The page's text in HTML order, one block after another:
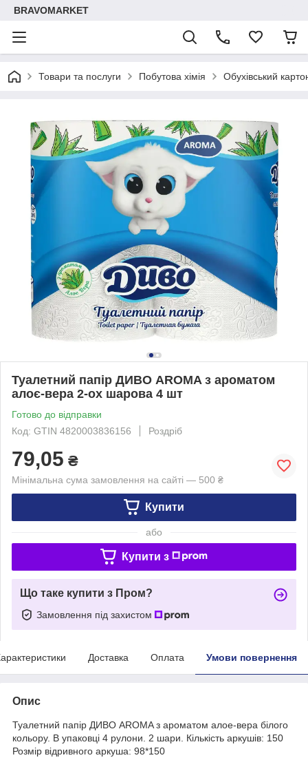
BRAVOMARKET
Товари та послуги Побутова хімія Обухівський
Туалетний папір ДИВО AROMA з ароматом
алоє-вера 2-ох шарова 4 шт
Готово до відправки
Код: GTIN 4820003836156
Роздріб
79,05 ₴
Мінімальна сума замовлення на сайті — 500 ₴
Купити
або
Купити з
Що таке купити з Пром?
Замовлення під захистом
Доставка Оплата Умови повернення
Опис
Туалетний папір ДИВО AROMA з ароматом алое-вера білого
кольору. В упаковці 4 рулони. 2 шари. Кількість аркушів: 150
Розмір відривного аркуша: 98*150